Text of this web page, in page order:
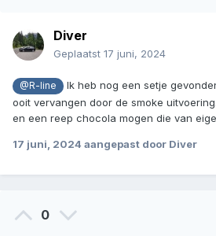
Diver
Geplaatst 17 juni, 2024
@R-line
Ik heb nog een setje
ooit vervangen door de smoke
en een reep chocola mogen die van
17 juni, 2024 aangepast door Diver
0